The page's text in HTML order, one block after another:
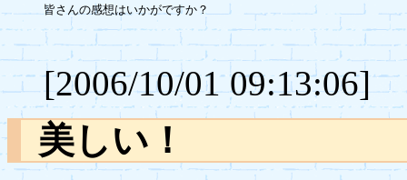
皆さんの感想はいかがですか？
[2006/10/01 09:13:06]
美しい！